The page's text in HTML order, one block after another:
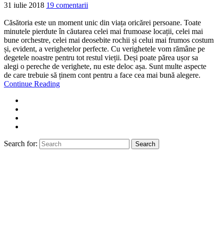
31 iulie 2018 19 comentarii
Căsătoria este un moment unic din viața oricărei persoane. Toate
minutele pierdute în căutarea celei mai frumoase locații, celei mai
bune orchestre, celei mai deosebite rochii și celui mai frumos costum
și, evident, a verighetelor perfecte. Cu verighetele vom rămâne pe
degetele noastre pentru tot restul vieții. Deși poate părea ușor sa
alegi o pereche de verighete, nu este deloc așa. Sunt multe aspecte
de care trebuie să ținem cont pentru a face cea mai bună alegere.
Continue Reading
Search for: Search